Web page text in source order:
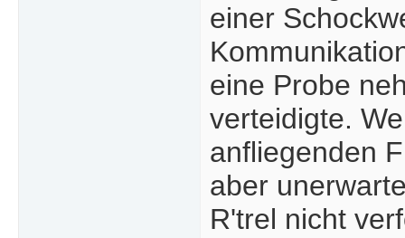
einer
eine Probe
verteidigte.
anfliegenden
aber
R'trel nicht